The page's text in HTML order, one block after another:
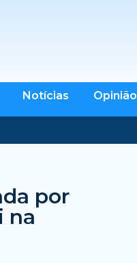
Notícias Opinião
por
na